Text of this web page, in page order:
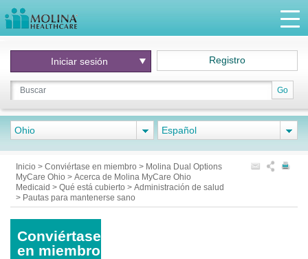
Go
Iniciar sesión Registro
Ohio Español
Inicio > Conviértase en miembro > Molina Dual Options
MyCare Ohio > Acerca de Molina MyCare Ohio
Medicaid > Qué está cubierto > Administración de salud
> Pautas para mantenerse sano
Conviértase
en miembro